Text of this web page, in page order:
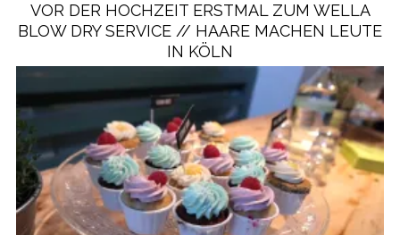
VOR DER HOCHZEIT ERSTMAL ZUM WELLA
BLOW DRY SERVICE // HAARE MACHEN LEUTE
IN KÖLN